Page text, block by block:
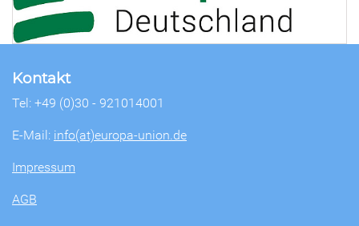
Kontakt
Tel: +49 (0)30 - 921014001
E-Mail: info(at)europa-union.de
Impressum
AGB